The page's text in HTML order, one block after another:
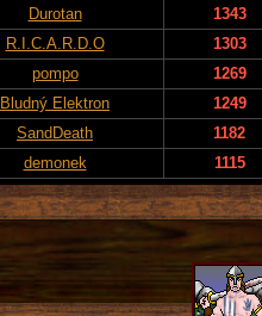
Durotan 1343
R.I.C.A.R.D.O 1303
pompo 1269
Bludný Elektron 1249
SandDeath 1182
demonek 1115